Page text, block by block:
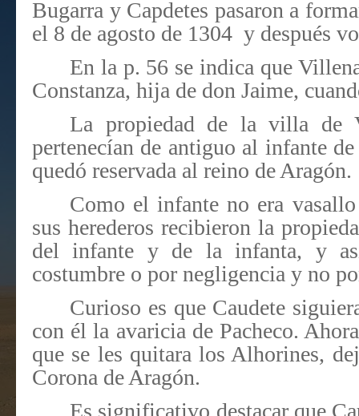
Bugarra y Capdetes pasaron a
el 8 de agosto de 1304 y después
En la p. 56 se indica que
Constanza, hija de don Jaime,
La propiedad de la villa de
pertenecían de antiguo al infante
quedó reservada al reino de Aragón.
Como el infante no era
sus herederos recibieron la
del infante y de la infanta, y
costumbre o por negligencia y no
Curioso es que Caudete
con él la avaricia de Pacheco.
que se les quitara los Alhorines,
Corona de Aragón.
Es significativo destacar que